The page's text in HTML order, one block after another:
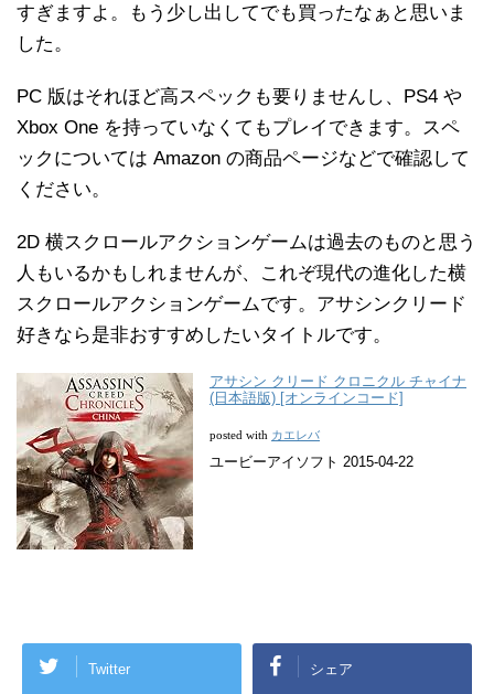
すぎますよ。もう少し出してでも買ったなぁと思いま
した。
PC 版はそれほど高スペックも要りませんし、PS4 や
Xbox One を持っていなくてもプレイできます。スペ
ックについては Amazon の商品ページなどで確認して
ください。
2D 横スクロールアクションゲームは過去のものと思う
人もいるかもしれませんが、これぞ現代の進化した横
スクロールアクションゲームです。アサシンクリード
好きなら是非おすすめしたいタイトルです。
アサシン クリード クロニクル チャイナ
(日本語版) [オンラインコード]
posted with カエレバ
ユービーアイソフト 2015-04-22
Twitter シェア